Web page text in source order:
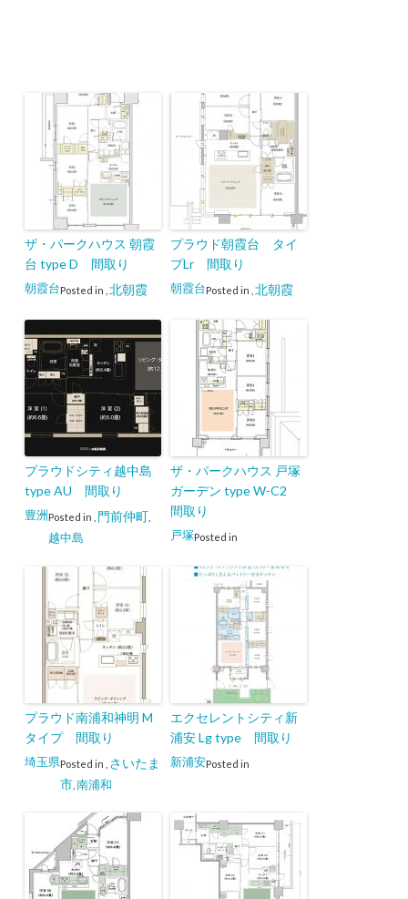
ザ・パークハウス 朝霞
台 type D 間取り
Posted in
朝霞台 北朝霞
プラウド朝霞台 タイ
プLr 間取り
Posted in
朝霞台 北朝霞
プラウドシティ越中島
type AU 間取り
Posted in
豊洲 門前仲町
越中島
ザ・パークハウス 戸塚
ガーデン type W-C2
間取り
Posted in
戸塚
プラウド南浦和神明 M
タイプ 間取り
Posted in
埼玉県
さいたま
市, 南浦和
エクセレントシティ新
浦安 Lg type 間取り
Posted in
新浦安